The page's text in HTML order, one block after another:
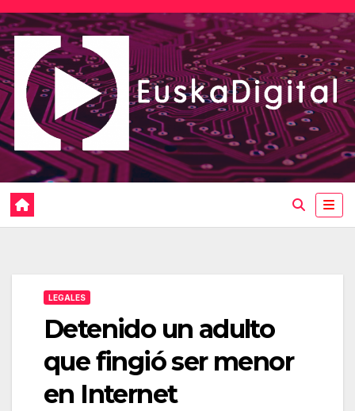
Saltar
al
contenido
LEGALES
Detenido un adulto
que fingió ser menor
en Internet